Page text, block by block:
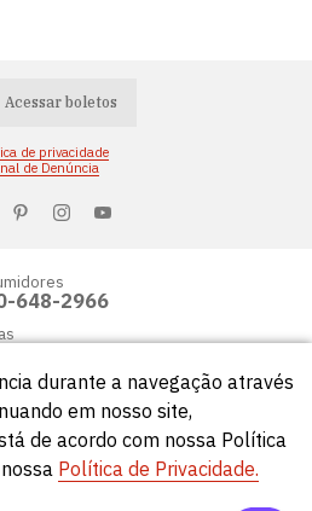
Acessar boletos
de privacidade
de Denúncia
648-2966
Todos os direitos reservados.
durante a navegação através
em nosso site,
de acordo com nossa Política
Política de Privacidade.